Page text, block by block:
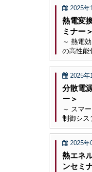
2025年
熱電変
ミナー＞
～ 熱電
の高性能
2025年
分散電
ー＞
～ スマ
制御シス
2025年
熱エネ
ンセミ